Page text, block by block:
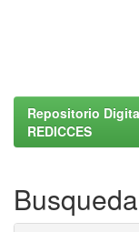
Repositorio
REDICCES
Busqueda